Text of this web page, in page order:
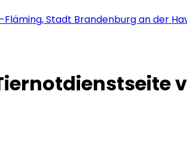
Stadt Brandenburg an der